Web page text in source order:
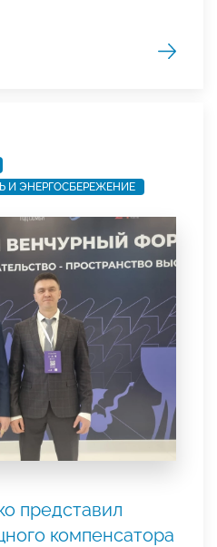
И ЭНЕРГОСБЕРЕЖЕНИЕ
представил
компенсатора